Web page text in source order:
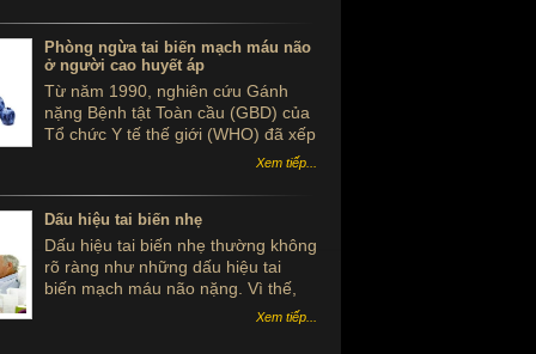
Phòng ngừa tai biến mạch máu não
ở người cao huyết áp
Từ năm 1990, nghiên cứu Gánh
nặng Bệnh tật Toàn cầu (GBD) của
Tổ chức Y tế thế giới (WHO) đã xếp
các bệnh mạch máu não ở vị trí thứ
vong cao nhất, chỉ sau bệnh tim
mạch
Xem tiếp...
Dấu hiệu tai biến nhẹ
Dấu hiệu tai biến nhẹ thường không
rõ ràng như những dấu hiệu tai
biến mạch máu não nặng. Vì thế,
nhiều người bị tai biến nhẹ thường
Xem tiếp...